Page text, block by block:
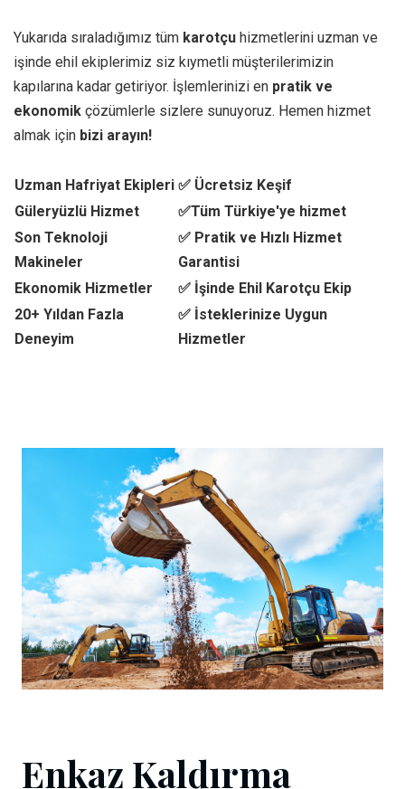
Yukarıda sıraladığımız tüm karotçu hizmetlerini uzman ve
işinde ehil ekiplerimiz siz kıymetli müşterilerimizin
kapılarına kadar getiriyor. İşlemlerinizi en pratik ve
ekonomik çözümlerle sizlere sunuyoruz. Hemen hizmet
almak için bizi arayın!
Uzman Hafriyat Ekipleri ✅ Ücretsiz Keşif
Güleryüzlü Hizmet
✅Tüm Türkiye'ye hizmet
Son Teknoloji
Makineler
✅ Pratik ve Hızlı Hizmet
Garantisi
Ekonomik Hizmetler
✅ İşinde Ehil Karotçu Ekip
20+ Yıldan Fazla
Deneyim
✅ İsteklerinize Uygun
Hizmetler
Enkaz Kaldırma